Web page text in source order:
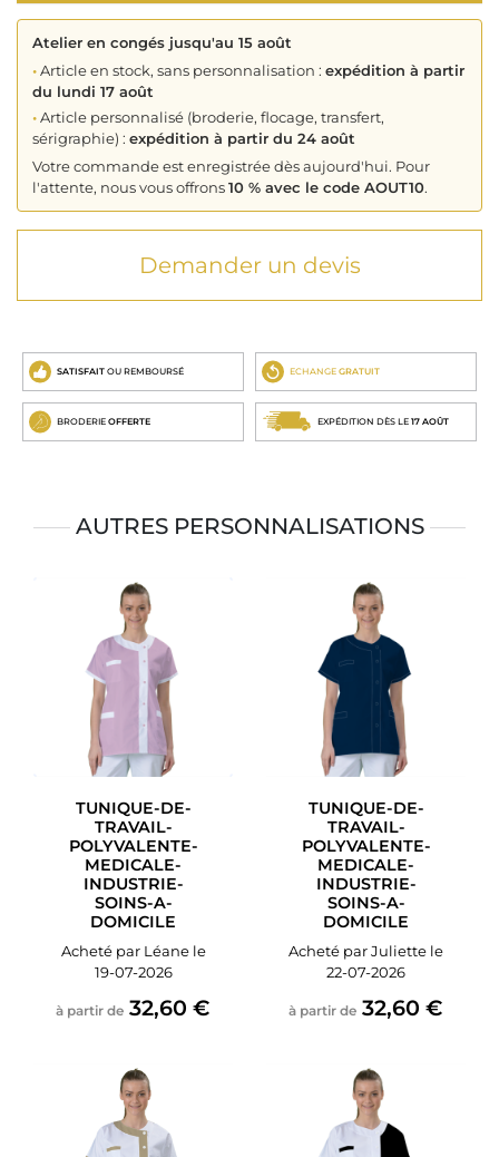
Atelier en congés jusqu'au 15 août
•Article en stock, sans personnalisation : expédition à partir
du lundi 17 août
•Article personnalisé (broderie, flocage, transfert,
sérigraphie) : expédition à partir du 24 août
Votre commande est enregistrée dès aujourd'hui. Pour
l'attente, nous vous offrons10 % avec le code AOUT10.
Demander un devis
SATISFAIT OU REMBOURSÉ ECHANGE GRATUIT
BRODERIE OFFERTE EXPÉDITION DÈS LE 17 AOÛT
AUTRES PERSONNALISATIONS
TUNIQUE-DE-
TRAVAIL-
POLYVALENTE-
MEDICALE-
INDUSTRIE-
SOINS-A-
DOMICILE
Acheté par Léane le
19-07-2026
à partir de 32,60 €
TUNIQUE-DE-
TRAVAIL-
POLYVALENTE-
MEDICALE-
INDUSTRIE-
SOINS-A-
DOMICILE
Acheté par Juliette le
22-07-2026
à partir de 32,60 €